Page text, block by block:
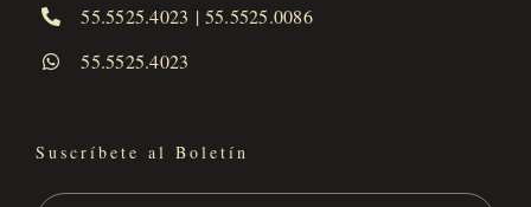
55.5525.4023 | 55.5525.0086
55.5525.4023
Suscríbete al Boletín